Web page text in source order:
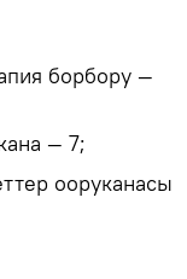
борбору —
— 7;
ооруканасы